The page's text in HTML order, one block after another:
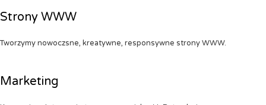
Strony WWW
Tworzymy nowoczsne, kreatywne, responsywne strony WWW.
Marketing